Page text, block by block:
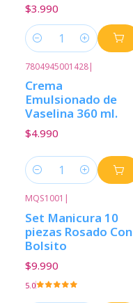
$3.990
Cantidad
7804945001428|
Crema
Emulsionado de
Vaselina 360 ml.
$4.990
Cantidad
MQS1001 |
Set Manicura 10
piezas Rosado Con
Bolsito
$9.990
5.0